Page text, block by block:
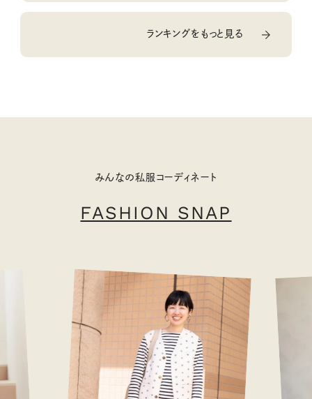
ランキングをもっと見る
みんなの私服コーディネート
FASHION SNAP